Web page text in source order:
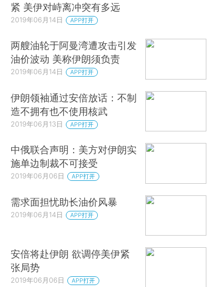
紧 美伊对峙离冲突有多远
2019年06月14日 APP打开
两艘油轮于阿曼湾遭攻击引发
油价波动 美称伊朗须负责
2019年06月14日 APP打开
伊朗领袖通过安倍放话：不制
造不拥有也不使用核武
2019年06月13日 APP打开
中俄联合声明：美方对伊朗实
施单边制裁不可接受
2019年06月06日 APP打开
需求面担忧助长油价风暴
2019年06月14日 APP打开
安倍将赴伊朗 欲调停美伊紧
张局势
2019年06月06日 APP打开